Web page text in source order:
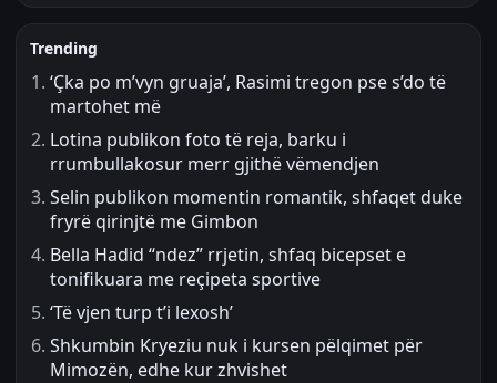
Trending
‘Çka po m’vyn gruaja’, Rasimi tregon pse s’do të
martohet më
Lotina publikon foto të reja, barku i
rrumbullakosur merr gjithë vëmendjen
Selin publikon momentin romantik, shfaqet duke
fryrë qirinjtë me Gimbon
Bella Hadid “ndez” rrjetin, shfaq bicepset e
tonifikuara me reçipeta sportive
‘Të vjen turp t’i lexosh’
Shkumbin Kryeziu nuk i kursen pëlqimet për
Mimozën, edhe kur zhvishet